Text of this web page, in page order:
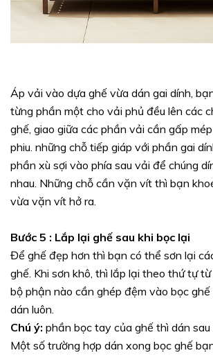
Áp vải vào dựa ghế vừa dán gai dính,
từng phần một cho vải phủ đều lên các
ghế, giao giữa các phần vải cần gấp
phiu. những chỗ tiếp giáp với phần gai
phần xù sợi vào phía sau vải để chúng
nhau. Những chỗ cần vặn vít thì bạn
vừa vặn vít hở ra.
Bước 5 : Lắp lại ghế sau khi bọc lại
Để ghế đẹp hơn thì bạn có thể sơn lại
ghế. Khi sơn khô, thì lắp lại theo thứ tự
bộ phận nào cần ghép đệm vào bọc
dán luôn.
Chú ý: phần bọc tay của ghế thì dán sau
Một số trường hợp dán xong bọc ghế